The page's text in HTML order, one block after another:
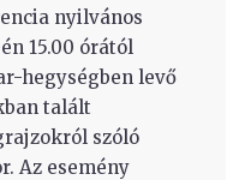
nyilvános
15.00 órától
hegységben levő
talált
szóló
Az esemény